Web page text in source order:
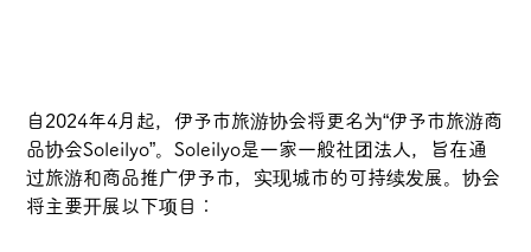
自2024年4月起，伊予市旅游协会将更名为“伊予市旅游商
品协会Soleilyo”。Soleilyo是一家一般社团法人，旨在通
过旅游和商品推广伊予市，实现城市的可持续发展。协会
将主要开展以下项目：